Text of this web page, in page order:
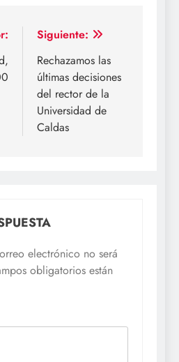
Siguiente:
Rechazamos las
últimas decisiones
del rector de la
Universidad de
Caldas
electrónico no será
obligatorios están